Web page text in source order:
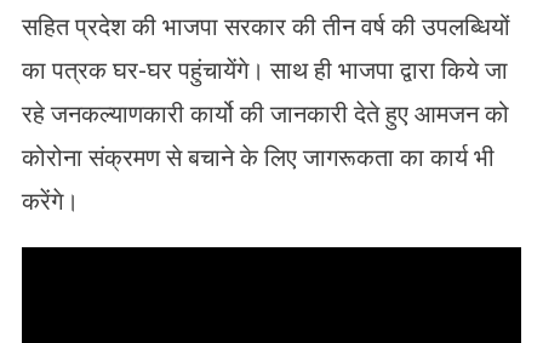
सहित प्रदेश की भाजपा सरकार की तीन वर्ष की उपलब्धियों
का पत्रक घर-घर पहुंचायेंगे। साथ ही भाजपा द्वारा किये जा
रहे जनकल्याणकारी कार्यो की जानकारी देते हुए आमजन को
कोरोना संक्रमण से बचाने के लिए जागरूकता का कार्य भी
करेंगे।